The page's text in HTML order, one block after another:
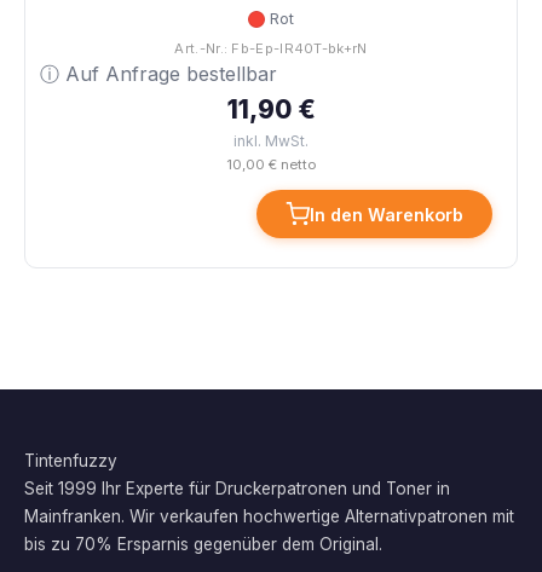
Rot
Art.-Nr.: Fb-Ep-IR40T-bk+rN
ⓘ Auf Anfrage bestellbar
11,90 €
inkl. MwSt.
10,00 € netto
In den Warenkorb
Tintenfuzzy
Seit 1999 Ihr Experte für Druckerpatronen und Toner in
Mainfranken. Wir verkaufen hochwertige Alternativpatronen mit
bis zu 70% Ersparnis gegenüber dem Original.